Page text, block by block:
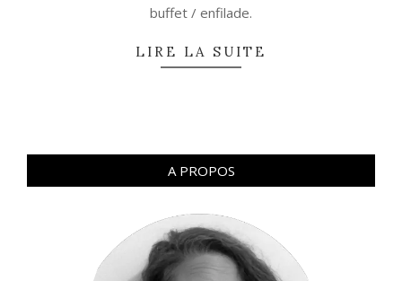
buffet / enfilade.
LIRE LA SUITE
A PROPOS